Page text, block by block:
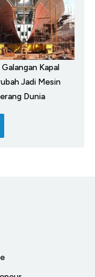
Kapal
Jadi Mesin
Dunia